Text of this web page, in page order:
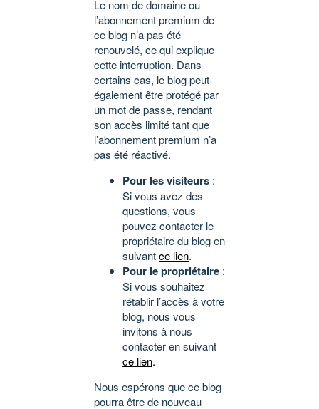
Le nom de domaine ou
l’abonnement premium de
ce blog n’a pas été
renouvelé, ce qui explique
cette interruption. Dans
certains cas, le blog peut
également être protégé par
un mot de passe, rendant
son accès limité tant que
l’abonnement premium n’a
pas été réactivé.
Pour les visiteurs :
Si vous avez des
questions, vous
pouvez contacter le
propriétaire du blog en
suivantce lien.
Pour le propriétaire :
Si vous souhaitez
rétablir l’accès à votre
blog, nous vous
invitons à nous
contacter en suivant
ce lien.
Nous espérons que ce blog
pourra être de nouveau